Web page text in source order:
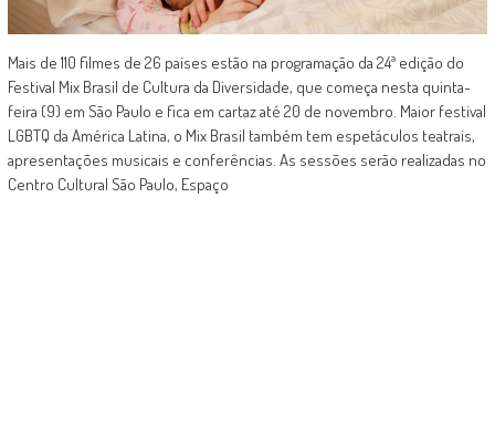
Mais de 110 filmes de 26 países estão na programação da 24ª edição do
Festival Mix Brasil de Cultura da Diversidade, que começa nesta quinta-
feira (9) em São Paulo e fica em cartaz até 20 de novembro. Maior festival
LGBTQ da América Latina, o Mix Brasil também tem espetáculos teatrais,
apresentações musicais e conferências. As sessões serão realizadas no
Centro Cultural São Paulo, Espaço